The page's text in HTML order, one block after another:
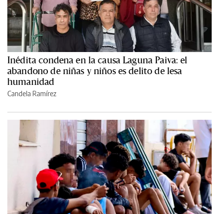
Inédita condena en la causa Laguna Paiva: el
abandono de niñas y niños es delito de lesa
humanidad
Candela Ramírez